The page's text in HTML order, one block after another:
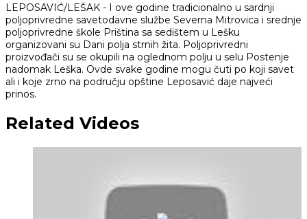
LEPOSAVIĆ/LEŠAK - I ove godine tradicionalno u sardnji
poljoprivredne savetodavne službe Severna Mitrovica i srednje
poljoprivredne škole Priština sa sedištem u Lešku
organizovani su Dani polja strnih žita. Poljoprivredni
proizvođači su se okupili na oglednom polju u selu Postenje
nadomak Leška. Ovde svake godine mogu čuti po koji savet
ali i koje zrno na području opštine Leposavić daje najveći
prinos.
Related Videos